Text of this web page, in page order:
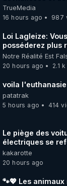
RGNR
SUR
sont
PRÉSENTIEL
TrueMedia
16 hours ago
987
Loi Lagleize:
posséderez plus
serez heureux !
Notre Réalité Est
20 hours ago
2.1
voila l'euthanasie
patatrak
5 hours ago
414
Le piège des
électriques se
les usagers !
https://youtu.be/
kakarotte
20 hours ago
🐾💖 Les